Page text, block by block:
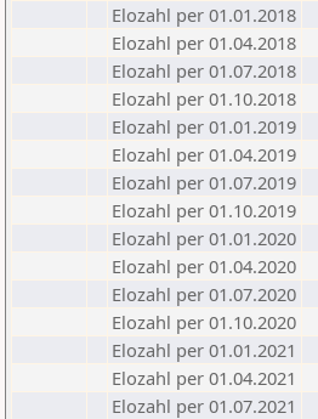
Elozahl per 01.01.2018
Elozahl per 01.04.2018
Elozahl per 01.07.2018
Elozahl per 01.10.2018
Elozahl per 01.01.2019
Elozahl per 01.04.2019
Elozahl per 01.07.2019
Elozahl per 01.10.2019
Elozahl per 01.01.2020
Elozahl per 01.04.2020
Elozahl per 01.07.2020
Elozahl per 01.10.2020
Elozahl per 01.01.2021
Elozahl per 01.04.2021
Elozahl per 01.07.2021